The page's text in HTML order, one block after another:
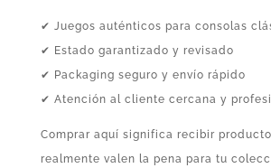
✔ Juegos auténticos para consolas
✔ Estado garantizado y revisado
✔ Packaging seguro y envío rápido
✔ Atención al cliente cercana y
Comprar aquí significa recibir
realmente valen la pena para tu